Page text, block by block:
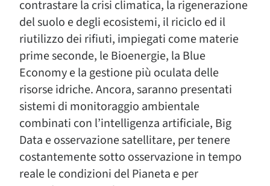
contrastare la crisi climatica, la rigenerazione
del suolo e degli ecosistemi, il riciclo ed il
riutilizzo dei rifiuti, impiegati come materie
prime seconde, le Bioenergie, la Blue
Economy e la gestione più oculata delle
risorse idriche. Ancora, saranno presentati
sistemi di monitoraggio ambientale
combinati con l’intelligenza artificiale, Big
Data e osservazione satellitare, per tenere
costantemente sotto osservazione in tempo
reale le condizioni del Pianeta e per